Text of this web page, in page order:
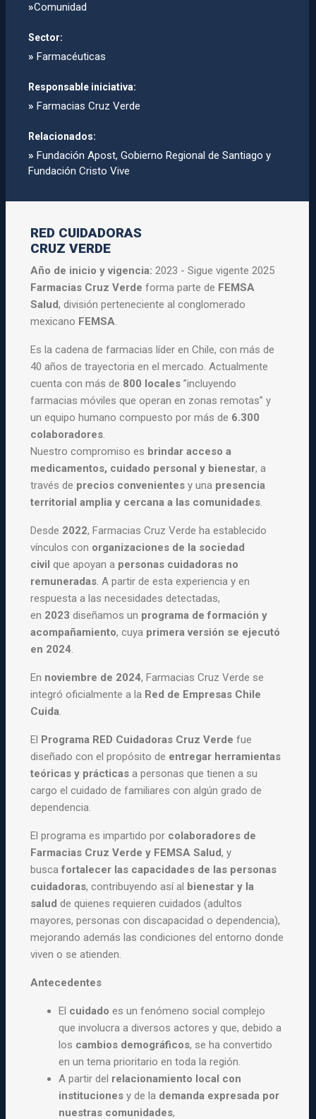
»Comunidad
Sector:
» Farmacéuticas
Responsable iniciativa:
» Farmacias Cruz Verde
Relacionados:
» Fundación Apost, Gobierno Regional de Santiago y
Fundación Cristo Vive
RED CUIDADORAS
CRUZ VERDE
Año de inicio y vigencia:2023 - Sigue vigente 2025
Farmacias Cruz Verde forma parte de FEMSA
Salud, división perteneciente al conglomerado
mexicano FEMSA.
Es la cadena de farmacias líder en Chile, con más de
40 años de trayectoria en el mercado. Actualmente
cuenta con más de 800 locales ”incluyendo
farmacias móviles que operan en zonas remotas” y
un equipo humano compuesto por más de 6.300
colaboradores.
Nuestro compromiso es brindar acceso a
medicamentos, cuidado personal y bienestar, a
través de precios convenientes y una presencia
territorial amplia y cercana a las comunidades.
Desde 2022, Farmacias Cruz Verde ha establecido
vínculos con organizaciones de la sociedad
civil que apoyan a personas cuidadoras no
remuneradas. A partir de esta experiencia y en
respuesta a las necesidades detectadas,
en 2023 diseñamos un programa de formación y
acompañamiento, cuya primera versión se ejecutó
en 2024.
En noviembre de 2024, Farmacias Cruz Verde se
integró oficialmente a la Red de Empresas Chile
Cuida.
El Programa RED Cuidadoras Cruz Verde fue
diseñado con el propósito de entregar herramientas
teóricas y prácticas a personas que tienen a su
cargo el cuidado de familiares con algún grado de
dependencia.
El programa es impartido por colaboradores de
Farmacias Cruz Verde y FEMSA Salud, y
buscafortalecer las capacidades de las personas
cuidadoras, contribuyendo así al bienestar y la
salud de quienes requieren cuidados (adultos
mayores, personas con discapacidad o dependencia),
mejorando además las condiciones del entorno donde
viven o se atienden.
Antecedentes
El cuidado es un fenómeno social complejo
que involucra a diversos actores y que, debido a
los cambios demográficos, se ha convertido
en un tema prioritario en toda la región.
A partir del relacionamiento local con
instituciones y de la demanda expresada por
nuestras comunidades,